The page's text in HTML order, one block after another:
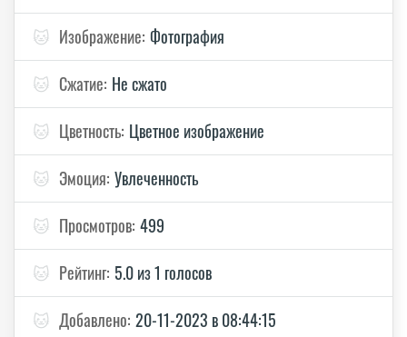
🐱 Изображение: Фотография
🐱 Сжатие: Не сжато
🐱 Цветность: Цветное изображение
🐱 Эмоция: Увлеченность
🐱 Просмотров: 499
🐱 Рейтинг: 5.0 из 1 голосов
🐱 Добавлено: 20-11-2023 в 08:44:15